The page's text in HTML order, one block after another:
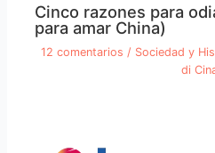
Cinco razones para
para amar China)
12 comentarios / Sociedad y
di